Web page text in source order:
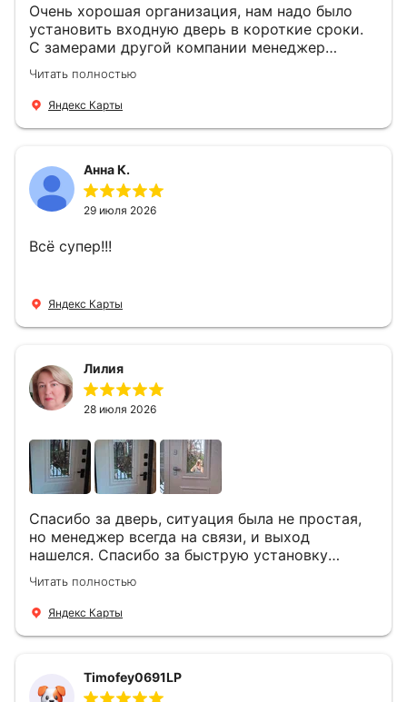
Очень хорошая организация, нам надо было
установить входную дверь в короткие сроки.
С замерами другой компании менеджер
компании Филлип, быстро предоставил нам
варианты дверей, монтаж тоже был очень
четкий, позвонили, согласовали и установили
Читать полностью
Яндекс Карты
Анна К.
29 июля 2026
Всё супер!!!
Яндекс Карты
Лилия
28 июля 2026
Спасибо за дверь, ситуация была не простая,
но менеджер всегда на связи, и выход
нашелся. Спасибо за быструю установку
Роману, один и привёз, и установил. Надеюсь,
что дверь нам долго послужит
Читать полностью
Яндекс Карты
Timofey0691LP